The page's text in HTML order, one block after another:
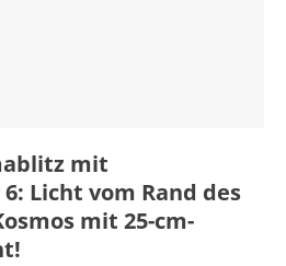
mit
Licht vom Rand des
mit 25-cm-